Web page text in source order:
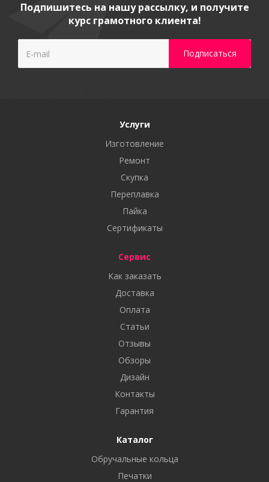
Подпишитесь на нашу рассылку, и получите
курс грамотного клиента!
Услуги
Изготовление
Ремонт
Скупка
Переплавка
Пайка
Сертификаты
Сервис
Как заказать
Доставка
Оплата
Статьи
Отзывы
Обзоры
Дизайн
Контакты
Гарантия
Каталог
Обручальные кольца
Печатки